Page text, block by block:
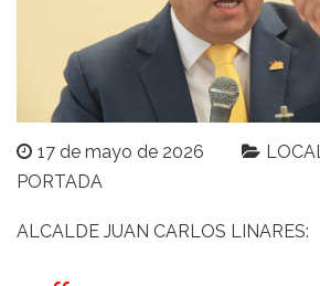
17 de mayo de 2026 LOCAL
PORTADA
ALCALDE JUAN CARLOS LINARES: